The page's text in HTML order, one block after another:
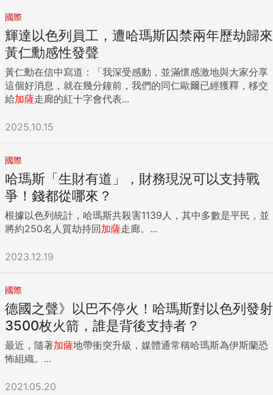
國際
輝達以色列員工，遭哈瑪斯囚禁兩年歷劫歸來
黃仁勳感性發聲
黃仁勳在信中寫道：「我深受感動，並滿懷感激地與大家分享
這個好消息，就在幾分鐘前，我們的同仁歐爾已經獲釋，移交
給加薩走廊的紅十字會代表...
2025.10.15
國際
哈瑪斯「生財有道」，財務現況可以支持戰
爭！錢都從哪來？
根據以色列統計，哈瑪斯共殺害1139人，其中多數是平民，並
將約250名人質劫持回加薩走廊。...
2023.12.19
國際
德國之聲》以巴不停火！哈瑪斯對以色列發射
3500枚火箭，誰是背後支持者？
最近，隨著加薩地帶衝突升級，媒體通常稱哈瑪斯為伊斯蘭恐
怖組織。...
2021.05.20